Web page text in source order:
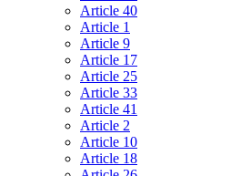
Article 40
Article 1
Article 9
Article 17
Article 25
Article 33
Article 41
Article 2
Article 10
Article 18